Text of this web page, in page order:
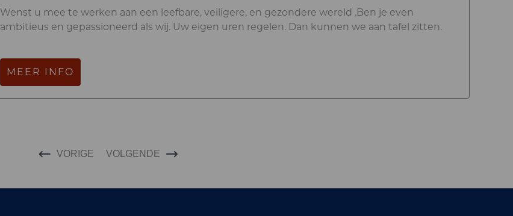
Wenst u mee te werken aan een leefbare, veiligere, en gezondere wereld .Ben je even
ambitieus en gepassioneerd als wij. Uw eigen uren regelen. Dan kunnen we aan tafel zitten.
MEER INFO
VORIGE VOLGENDE